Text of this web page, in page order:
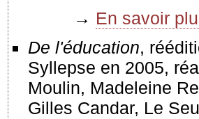
→ En savoir
De l'éducation,
Syllepse en 2005,
Moulin, Madeleine
Gilles Candar, Le